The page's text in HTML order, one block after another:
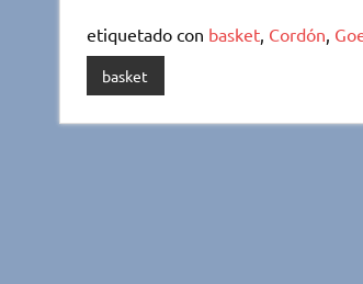
etiquetado con basket, Cordón,
basket